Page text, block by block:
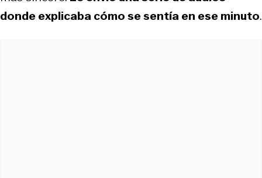
donde explicaba cómo se sentía en ese minuto.